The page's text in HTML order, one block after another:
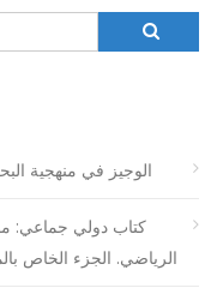
الوجيز في منهجية
كتاب دولي جماعي:
الرياضي. الجزء الخاص